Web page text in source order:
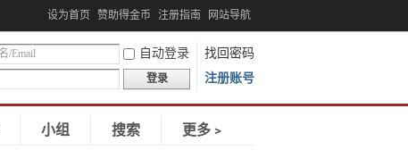
设为首页 赞助得金币 注册指南 网站导航
自动登录
找回密码
登录 注册账号
小组 搜索 更多﹥